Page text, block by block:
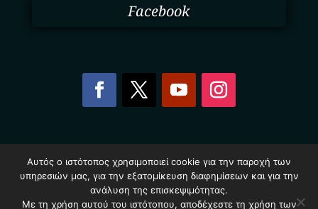
Facebook
Επιχειρήσεων Ελλάδας – Greekonline.gr. All Rights
Reserved.
Όροι & Προυποθέσεις–Προστασία Προσωπικών
Δεδομένων–Πολιτική Cookies
Αυτός ο ιστότοπος χρησιμοποιεί cookie για την παροχή των
υπηρεσιών μας, για την εξατομίκευση διαφημίσεων και για την
ανάλυση της επισκεψιμότητας.
Με τη χρήση αυτού του ιστότοπου, αποδέχεστε τη χρήση των